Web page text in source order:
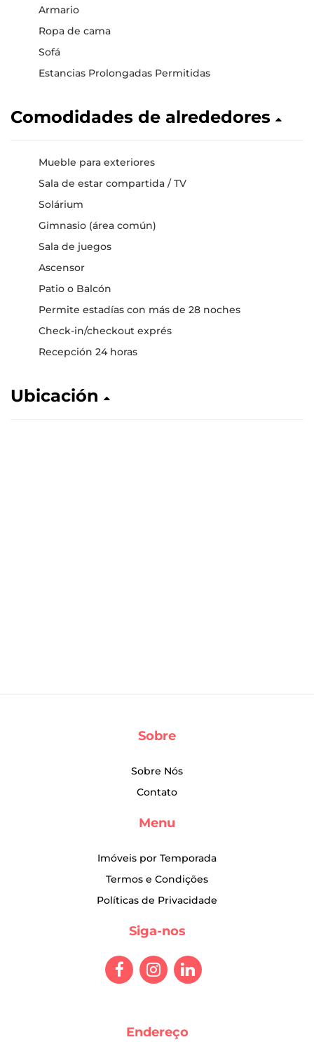
Armario
Ropa de cama
Sofá
Estancias Prolongadas Permitidas
Comodidades de alrededores
Mueble para exteriores
Sala de estar compartida / TV
Solárium
Gimnasio (área común)
Sala de juegos
Ascensor
Patio o Balcón
Permite estadías con más de 28 noches
Check-in/checkout exprés
Recepción 24 horas
Ubicación
Sobre
Sobre Nós
Contato
Menu
Imóveis por Temporada
Termos e Condições
Políticas de Privacidade
Siga-nos
Endereço